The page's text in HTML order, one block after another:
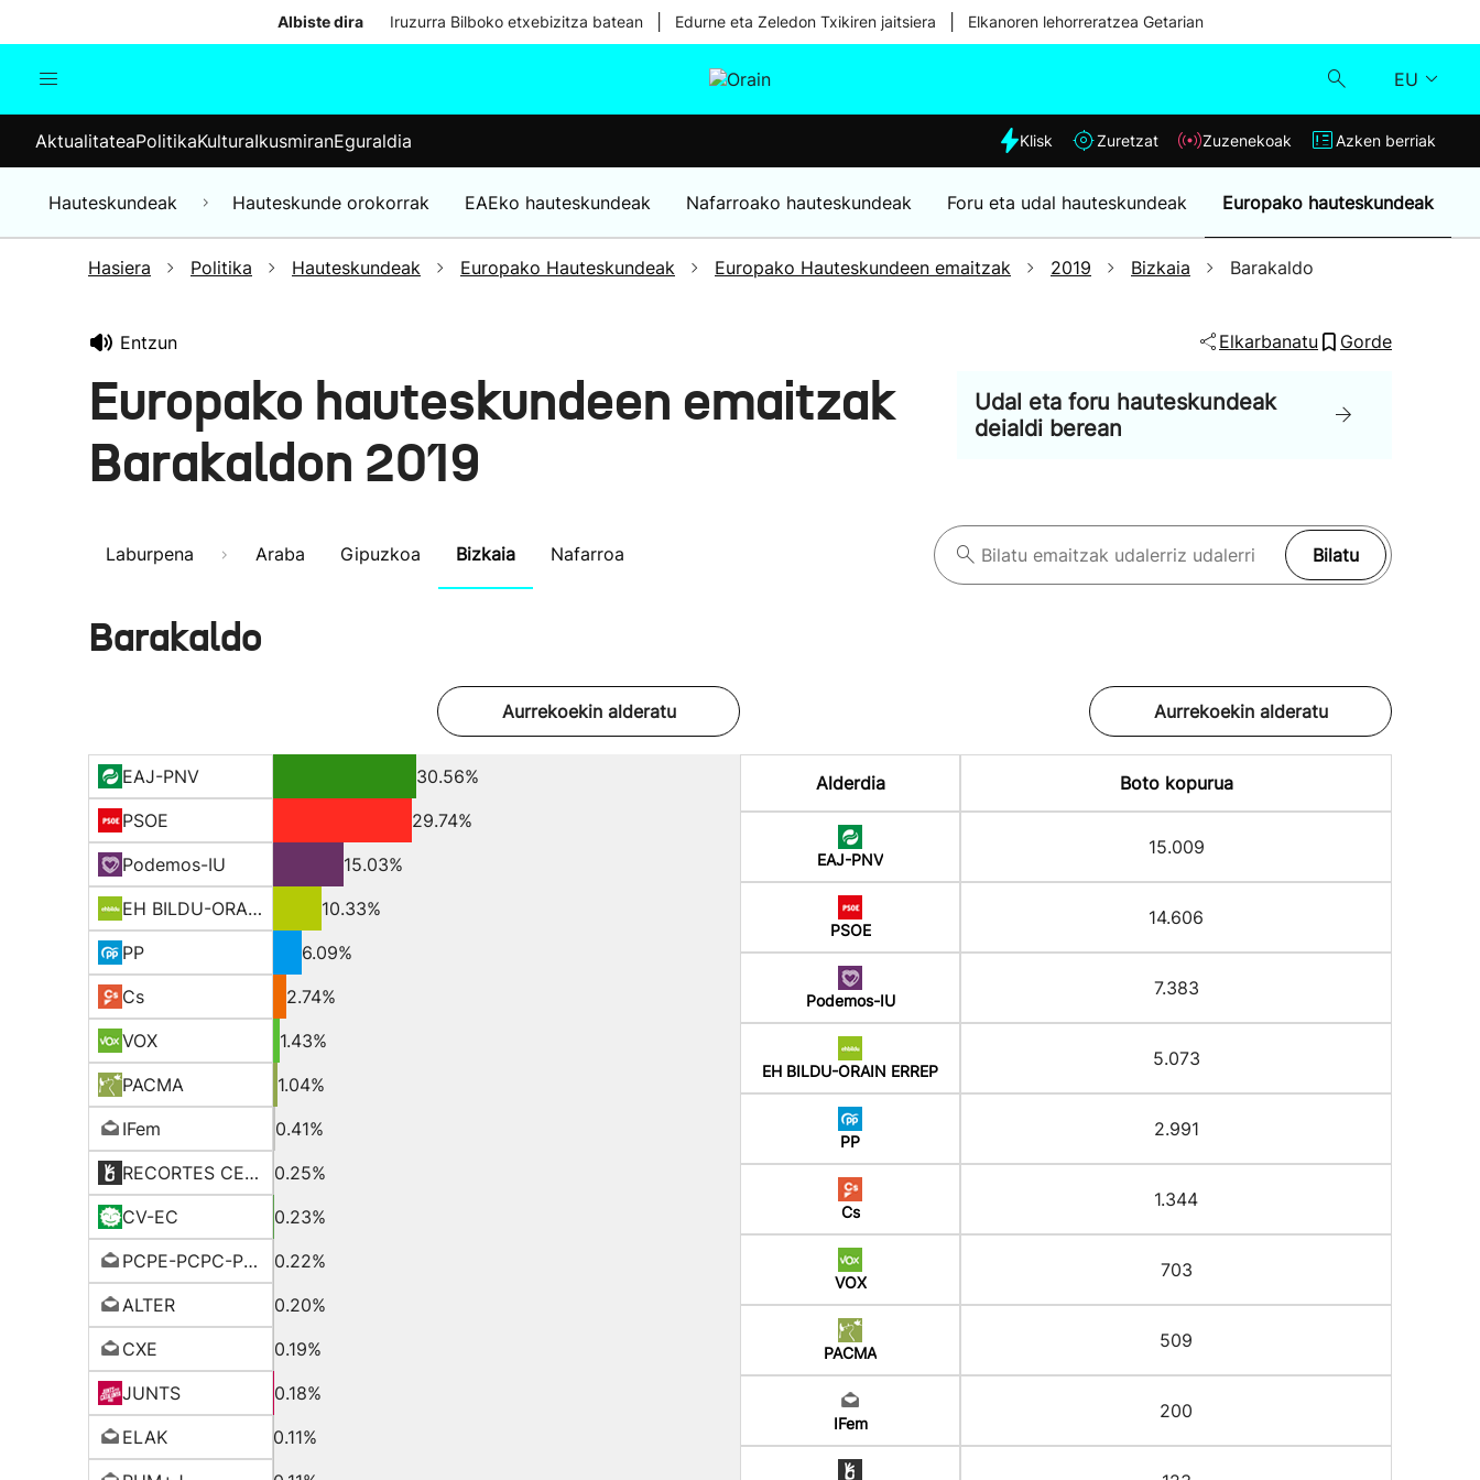
Albiste dira Iruzurra Bilboko etxebizitza batean Edurne eta Zeledon Txikiren jaitsiera Elkanoren lehorreratzea Getarian
EU
Munduko albisteak
Hauteskundeak
Eguraldia
Klisk
Zuzenekoak
Azken berriak
AktualitateaPolitikaKulturaIkusmiranEguraldia Klisk Zuretzat Zuzenekoak Azken berriak
Hauteskundeak Hauteskunde orokorrak EAEko hauteskundeak Nafarroako hauteskundeak Foru eta udal hauteskundeak Europako hauteskundeak
Hasiera Politika Hauteskundeak Europako Hauteskundeak Europako Hauteskundeen emaitzak 2019 Bizkaia Barakaldo
Entzun Elkarbanatu Gorde
Europako hauteskundeen emaitzak
Barakaldon 2019
Udal eta foru hauteskundeak
deialdi berean
Laburpena Araba Gipuzkoa Bizkaia Nafarroa Bilatu
Barakaldo
Aurrekoekin alderatu
EAJ-PNV
30.56%
PSOE
29.74%
Podemos-IU
15.03%
EH BILDU-ORAIN ERREP
10.33%
PP
6.09%
Cs
2.74%
VOX
1.43%
PACMA
1.04%
IFem
0.41%
RECORTES CERO-LV-GVE
0.25%
CV-EC
0.23%
PCPE-PCPC-PCPA
0.22%
ALTER
0.20%
CXE
0.19%
JUNTS
0.18%
ELAK
0.11%
Aurrekoekin alderatu
Alderdia Boto kopurua
EAJ-PNV
15.009
PSOE
14.606
Podemos-IU
7.383
EH BILDU-ORAIN ERREP
5.073
PP
2.991
Cs
1.344
VOX
703
PACMA
509
IFem
200